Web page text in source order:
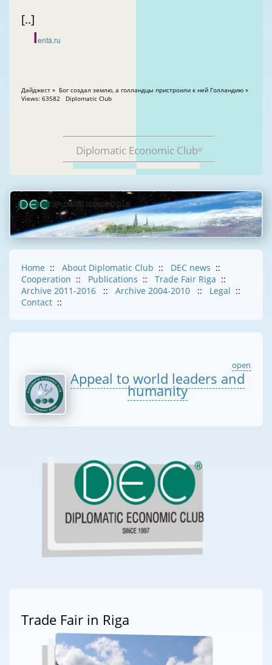
[..]
lenta.ru
Дайджест » Бог создал землю, а голландцы пристроили к ней Голландию »
Views: 63582 Diplomatic Club
Diplomatic Economic Club®
Home :: About Diplomatic Club :: DEC news ::
Cooperation :: Publications :: Trade Fair Riga ::
Archive 2011-2016
:: Archive 2004-2010 :: Legal ::
Contact ::
open
Appeal to world leaders and
humanity
Trade Fair in Riga